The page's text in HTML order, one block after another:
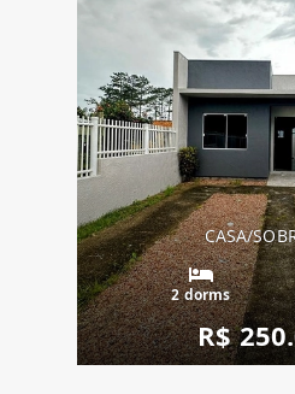
CASA/
2 dorms
R$